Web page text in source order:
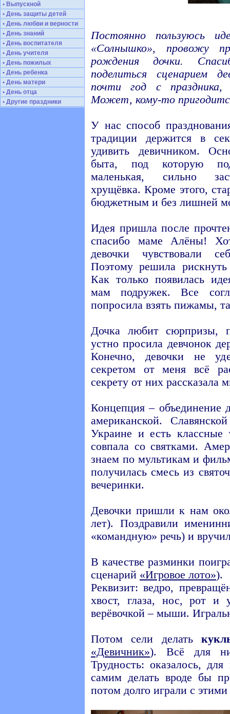
• Выпускной
• День защиты детей
• День любви и верности
• День знаний
• День воспитателя
• День учителя
• День пожилых
• День ребенка
• День матери
• День отца
• Другие праздники
Постоянно пользуюсь
«Солнышко», провожу
рождения дочки.
поделиться сценарием
почти год с праздника,
Может, кому-то
У нас способ
традиции держится в
удивить девичником.
быта, под которую
маленькая, сильно
хрущёвка. Кроме этого,
бюджетным и без лишней
Идея пришла после
спасибо маме Алёны!
девочки чувствовали
Поэтому решила
Как только появилась
мам подружек. Все
попросила взять пижамы,
Дочка любит сюрпризы,
устно просила девчонок
Конечно, девочки не
секретом от меня всё
секрету от них рассказала
Концепция – объединение
американской.
Украине и есть классные
совпала со святками.
знаем по мультикам и
получилась смесь из
вечеринки.
Девочки пришли к нам
лет). Поздравили
«командную» речь) и
В качестве разминки
сценарий «Игровое лото»).
Реквизит: ведро,
хвост, глаза, нос, рот
верёвочкой – мыши.
Потом сели делать
«Девичник»). Всё для
Трудность: оказалось,
самим делать вроде бы
потом долго играли с